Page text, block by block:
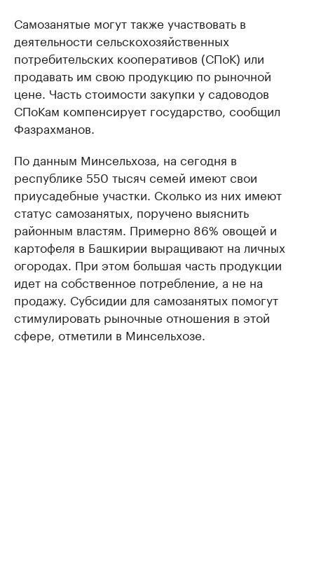
Самозанятые могут также участвовать в
деятельности сельскохозяйственных
потребительских кооперативов (СПоК) или
продавать им свою продукцию по рыночной
цене. Часть стоимости закупки у садоводов
СПоКам компенсирует государство, сообщил
Фазрахманов.
По данным Минсельхоза, на сегодня в
республике 550 тысяч семей имеют свои
приусадебные участки. Сколько из них имеют
статус самозанятых, поручено выяснить
районным властям. Примерно 86% овощей и
картофеля в Башкирии выращивают на личных
огородах. При этом большая часть продукции
идет на собственное потребление, а не на
продажу. Субсидии для самозанятых помогут
стимулировать рыночные отношения в этой
сфере, отметили в Минсельхозе.